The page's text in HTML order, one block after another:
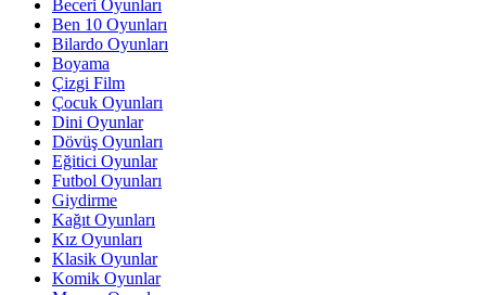
Beceri Oyunları
Ben 10 Oyunları
Bilardo Oyunları
Boyama
Çizgi Film
Çocuk Oyunları
Dini Oyunlar
Dövüş Oyunları
Eğitici Oyunlar
Futbol Oyunları
Giydirme
Kağıt Oyunları
Kız Oyunları
Klasik Oyunlar
Komik Oyunlar